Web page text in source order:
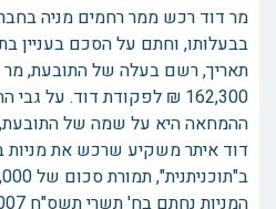
מר דוד רכש ממר רחמים מניה
תאריך, רשם בעלה של התובעת,
162,300 ₪ לפקודת דוד. על
ההמחאה היא על שמה של התובעת,
דוד איתר משקיע שרכש את